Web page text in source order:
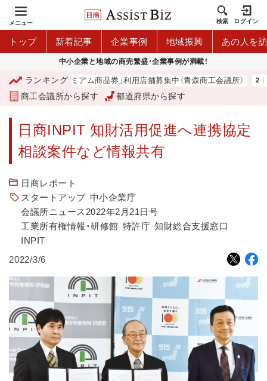
メニュー 検索 ログイン
トップ 新着記事 企業事例 地域振興 あの人を
中小企業と地域の商売繁盛・企業事例が満載！
ランキング
「青森市プレミアム商品券」利用店舗募集中（青森商工会議所）
商工会議所から探す 都道府県から探す
日商INPIT 知財活用促進へ連携協定
相談案件など情報共有
日商レポート
スタートアップ 中小企業庁
会議所ニュース2022年2月21日号
工業所有権情報・研修館 特許庁 知財総合支援窓口
INPIT
2022/3/6